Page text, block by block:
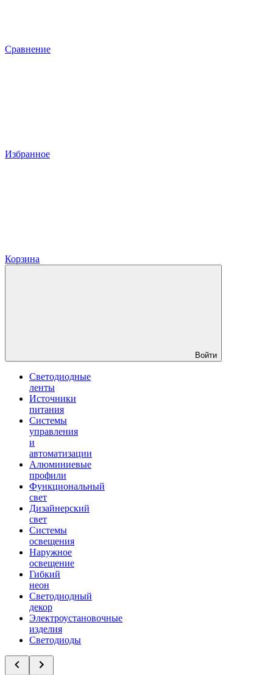
Сравнение
Избранное
Корзина
Войти
Светодиодные
ленты
Источники
питания
Системы
управления
и
автоматизации
Алюминиевые
профили
Функциональный
свет
Дизайнерский
свет
Системы
освещения
Наружное
освещение
Гибкий
неон
Светодиодный
декор
Электроустановочные
изделия
Светодиоды